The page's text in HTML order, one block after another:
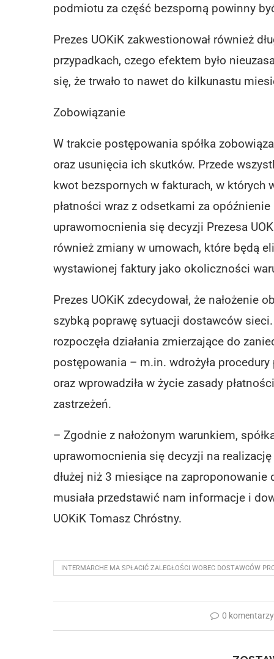
podmiotu za część bezsporną powinny
Prezes UOKiK zakwestionował również
przypadkach, czego efektem było
się, że trwało to nawet do kilkunastu
Zobowiązanie
W trakcie postępowania spółka
oraz usunięcia ich skutków. Przede
kwot bezspornych w fakturach, w których
płatności wraz z odsetkami za
uprawomocnienia się decyzji Prezesa
również zmiany w umowach, które będą
wystawionej faktury jako okoliczności
Prezes UOKiK zdecydował, że
szybką poprawę sytuacji dostawców
rozpoczęła działania zmierzające do
postępowania – m.in. wdrożyła
oraz wprowadziła w życie zasady
zastrzeżeń.
– Zgodnie z nałożonym warunkiem,
uprawomocnienia się decyzji na
dłużej niż 3 miesiące na
musiała przedstawić nam informacje i
UOKiK Tomasz Chróstny.
INTERMARCHE MA SPŁACIĆ ZALEGŁOŚCI WOBEC DOSTAWCÓW
0 komentarzy